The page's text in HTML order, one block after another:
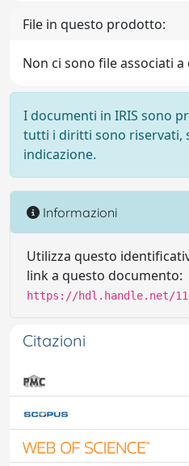
File in questo prodotto:
Non ci sono file associati
I documenti in IRIS sono
tutti i diritti sono riservati,
indicazione.
Informazioni
Utilizza questo
link a questo documento:
https://hdl.handle.net/
Citazioni